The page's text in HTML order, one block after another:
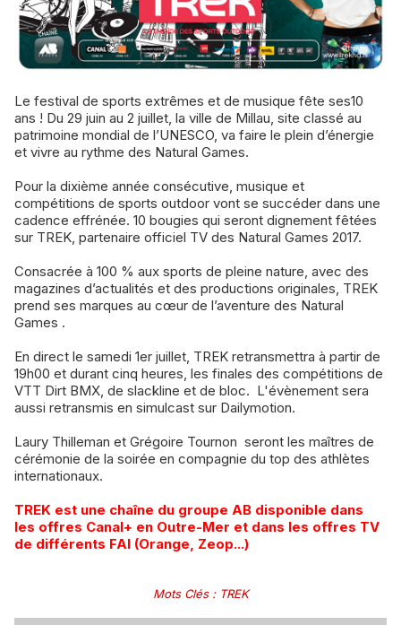
Le festival de sports extrêmes et de musique fête ses10
ans ! Du 29 juin au 2 juillet, la ville de Millau, site classé au
patrimoine mondial de l’UNESCO, va faire le plein d’énergie
et vivre au rythme des Natural Games.
Pour la dixième année consécutive, musique et
compétitions de sports outdoor vont se succéder dans une
cadence effrénée. 10 bougies qui seront dignement fêtées
sur TREK, partenaire officiel TV des Natural Games 2017.
Consacrée à 100 % aux sports de pleine nature, avec des
magazines d’actualités et des productions originales, TREK
prend ses marques au cœur de l’aventure des Natural
Games .
En direct le samedi 1er juillet, TREK retransmettra à partir de
19h00 et durant cinq heures, les finales des compétitions de
VTT Dirt BMX, de slackline et de bloc. L'évènement sera
aussi retransmis en simulcast sur Dailymotion.
Laury Thilleman et Grégoire Tournon seront les maîtres de
cérémonie de la soirée en compagnie du top des athlètes
internationaux.
TREK est une chaîne du groupe AB disponible dans
les offres Canal+ en Outre-Mer et dans les offres TV
de différents FAI (Orange, Zeop...)
Mots Clés: TREK